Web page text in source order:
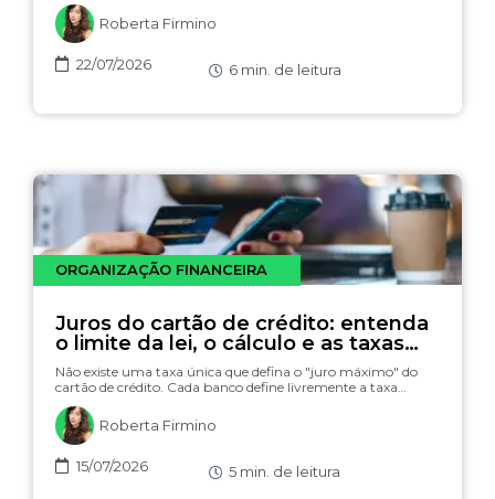
Roberta Firmino
22/07/2026 6 min. de leitura
ORGANIZAÇÃO FINANCEIRA
Juros do cartão de crédito: entenda
o limite da lei, o cálculo e as taxas
(com simulador)
Não existe uma taxa única que defina o "juro máximo" do
cartão de crédito. Cada banco define livremente a taxa…
Roberta Firmino
15/07/2026 5 min. de leitura